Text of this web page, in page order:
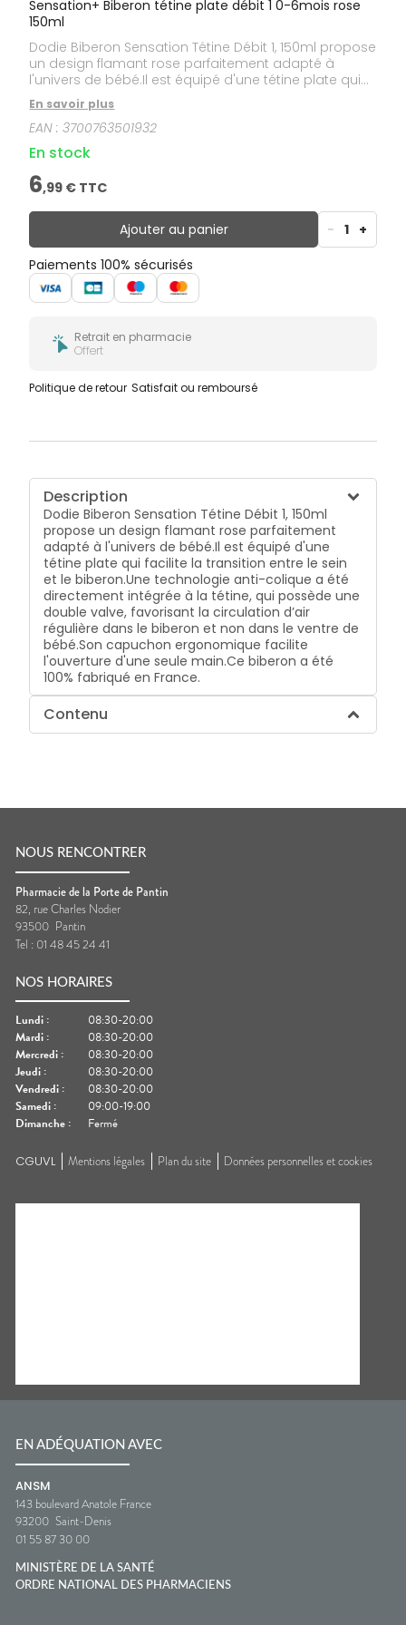
Sensation+ Biberon tétine plate débit 1 0-6mois rose
150ml
Dodie Biberon Sensation Tétine Débit 1, 150ml propose
un design flamant rose parfaitement adapté à
l'univers de bébé.Il est équipé d'une tétine plate qui
facilite la transition entre le sein et le biberon.Une
technologie anti-colique a été directement intégrée
à la tétine, qui possède une double valve, favorisant
la circulation d’air régulière dans le biberon et non
dans le ventre de bébé.Son capuchon ergonomique
facilite l'ouverture d'une seule main.Ce biberon a été
100% fabriqué en France.
En savoir plus
EAN :3700763501932
En stock
6,99 € TTC
Ajouter au panier - 1 +
Paiements 100% sécurisés
Retrait en pharmacie
Offert
Politique de retour Satisfait ou remboursé
Description
Dodie Biberon Sensation Tétine Débit 1, 150ml
propose un design flamant rose parfaitement
adapté à l'univers de bébé.Il est équipé d'une
tétine plate qui facilite la transition entre le sein
et le biberon.Une technologie anti-colique a été
directement intégrée à la tétine, qui possède une
double valve, favorisant la circulation d’air
régulière dans le biberon et non dans le ventre de
bébé.Son capuchon ergonomique facilite
l'ouverture d'une seule main.Ce biberon a été
100% fabriqué en France.
Contenu
NOUS RENCONTRER
Pharmacie de la Porte de Pantin
82, rue Charles Nodier
93500 Pantin
Tel : 01 48 45 24 41
NOS HORAIRES
Lundi :
08:30-20:00
Mardi :
08:30-20:00
Mercredi :
08:30-20:00
Jeudi :
08:30-20:00
Vendredi :
08:30-20:00
Samedi :
09:00-19:00
Dimanche : Fermé
CGUVL Mentions légales Plan du site Données personnelles et cookies
EN ADÉQUATION AVEC
ANSM
143 boulevard Anatole France
93200 Saint-Denis
01 55 87 30 00
MINISTÈRE DE LA SANTÉ
ORDRE NATIONAL DES PHARMACIENS